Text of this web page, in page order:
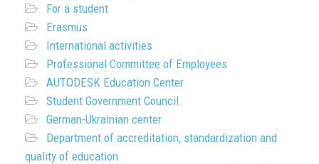
For a student
Erasmus
International activities
Professional Committee of Employees
AUTODESK Education Center
Student Government Council
German-Ukrainian center
Department of accreditation, standardization and
quality of education